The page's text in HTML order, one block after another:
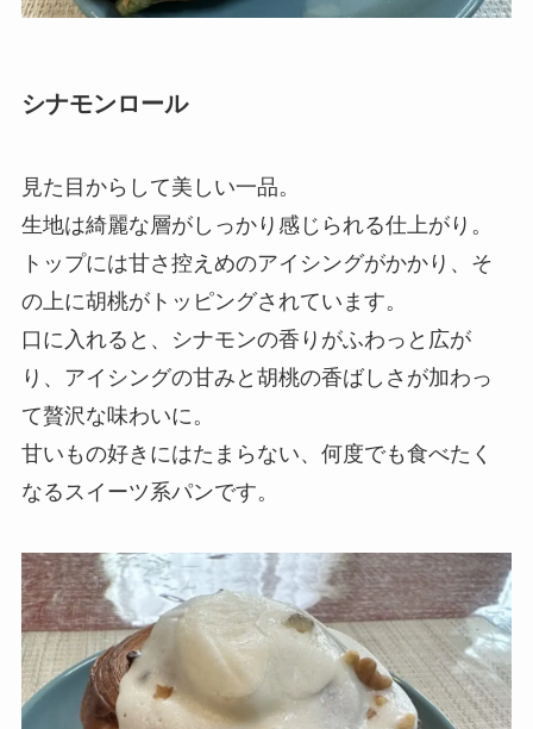
シナモンロール
見た目からして美しい一品。
生地は綺麗な層がしっかり感じられる仕上がり。
トップには甘さ控えめのアイシングがかかり、そ
の上に胡桃がトッピングされています。
口に入れると、シナモンの香りがふわっと広が
り、アイシングの甘みと胡桃の香ばしさが加わっ
て贅沢な味わいに。
甘いもの好きにはたまらない、何度でも食べたく
なるスイーツ系パンです。